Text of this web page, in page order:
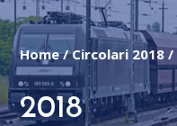
Home/Circolari 2018 /
2018